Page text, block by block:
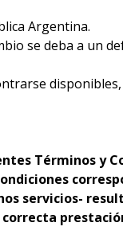
Argentina.
se deba a un
Términos y
servicios-